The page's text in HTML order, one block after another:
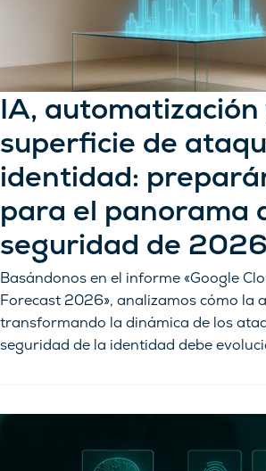
IA, automatización
superficie de
identidad:
para el panorama
seguridad de 2026
Basándonos en el informe «Google
Forecast 2026», analizamos cómo la
transformando la dinámica de los
seguridad de la identidad debe